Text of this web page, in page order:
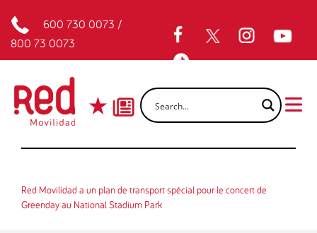
600 730 0073 /
800 73 0073
Red Movilidad a un plan de transport spécial pour le concert de
Greenday au National Stadium Park